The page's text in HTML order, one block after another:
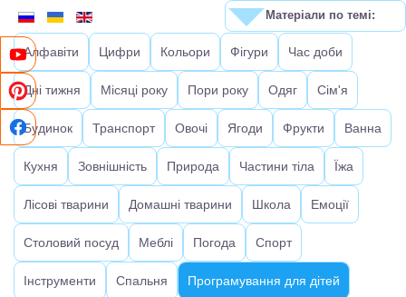
Алфавіти Цифри Кольори Фігури Час доби
Дні тижня Місяці року Пори року Одяг Сім'я
Будинок Транспорт Овочі Ягоди Фрукти Ванна
Кухня Зовнішність Природа Частини тіла Їжа
Лісові тварини Домашні тварини Школа Емоції
Столовий посуд Меблі Погода Спорт
Інструменти Спальня Програмування для дітей
Матеріали по темі: